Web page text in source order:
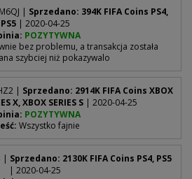
| Sprzedano: 394K FIFA Coins PS4,
PS5 | 2020-04-25
POZYTYWNA
bez problemu, a transakcja została
szybciej niż pokazywalo
| Sprzedano: 2914K FIFA Coins XBOX
X, XBOX SERIES S | 2020-04-25
POZYTYWNA
Wszystko fajnie
| Sprzedano: 2130K FIFA Coins PS4, PS5
| 2020-04-25